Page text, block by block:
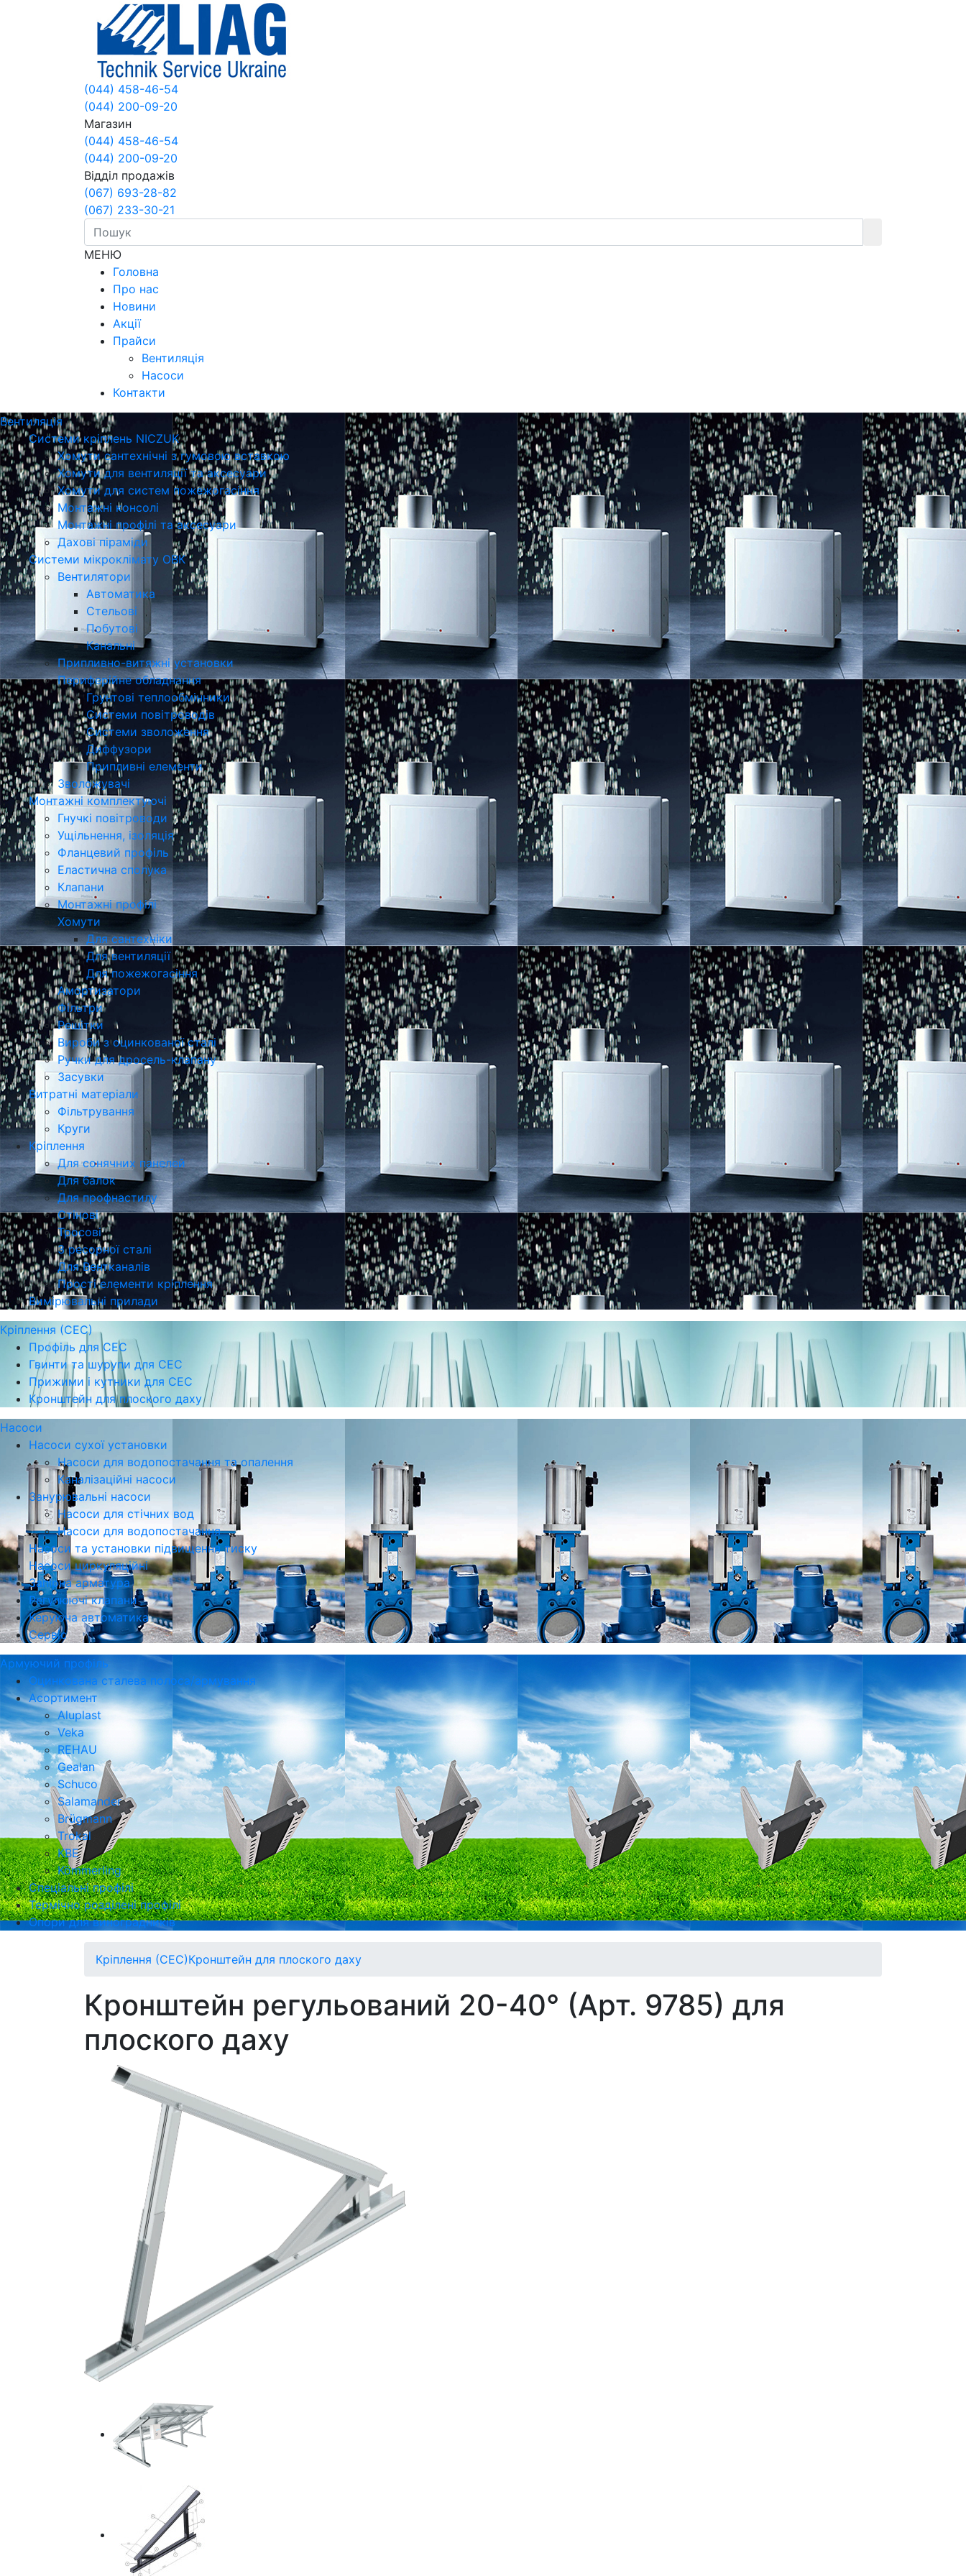
(044) 458-46-54
(044) 200-09-20
Магазин
(044) 458-46-54
(044) 200-09-20
Відділ продажів
(067) 693-28-82
(067) 233-30-21
МЕНЮ
Головна
Про нас
Новини
Акції
Прайси
Вентиляція
Насоси
Контакти
Вентиляція
Системи кріплень NICZUK
Хомути сантехнічні з гумовою вставкою
Хомути для вентиляції та аксесуари
Хомути для систем пожежогасіння
Монтажні консолі
Монтажні профілі та аксесуари
Дахові піраміди
Системи мікроклімату ОВК
Вентилятори
Автоматика
Стельові
Побутові
Канальні
Припливно-витяжні установки
Периферійне обладнання
Грунтові теплообмінники
Системи повітроводів
Системи зволоження
Диффузори
Припливні елементи
Зволожувачі
Монтажні комплектуючі
Гнучкі повітроводи
Ущільнення, ізоляція
Фланцевий профіль
Еластична сполука
Клапани
Монтажні профілі
Хомути
Для сантехніки
Для вентиляції
Для пожежогасіння
Амортизатори
Фільтри
Решітки
Вироби з оцинкованої сталі
Ручки для дросель-клапану
Засувки
Витратні матеріали
Фільтрування
Круги
Кріплення
Для сонячних панелей
Для балок
Для профнастилу
Стінові
Тросові
З ресорної сталі
Для Вентканалів
Прості елементи кріплення
Вимірювальні прилади
Кріплення (СЕС)
Профіль для СЕС
Гвинти та шурупи для СЕС
Прижими і кутники для СЕС
Кронштейн для плоского даху
Насоси
Насоси сухої установки
Насоси для водопостачання та опалення
Каналізаційні насоси
Занурювальні насоси
Насоси для стічних вод
Насоси для водопостачання
Насоси та установки підвищення тиску
Насоси циркуляційні
Запірна арматура
Регулюючі клапани
Керуюча автоматика
Сервіс
Армуючий профіль
Оцинкована сталева полоса/армування
Асортимент
Aluplast
Veka
REHAU
Gealan
Schuco
Salamander
Brügmann
Trokal
KBE
Kömmerling
Спеціальні профілі
Термічно розділені профілі
Опори для виноградників
Кріплення (СЕС)Кронштейн для плоского даху
Кронштейн регульований 20-40° (Арт. 9785) для
плоского даху